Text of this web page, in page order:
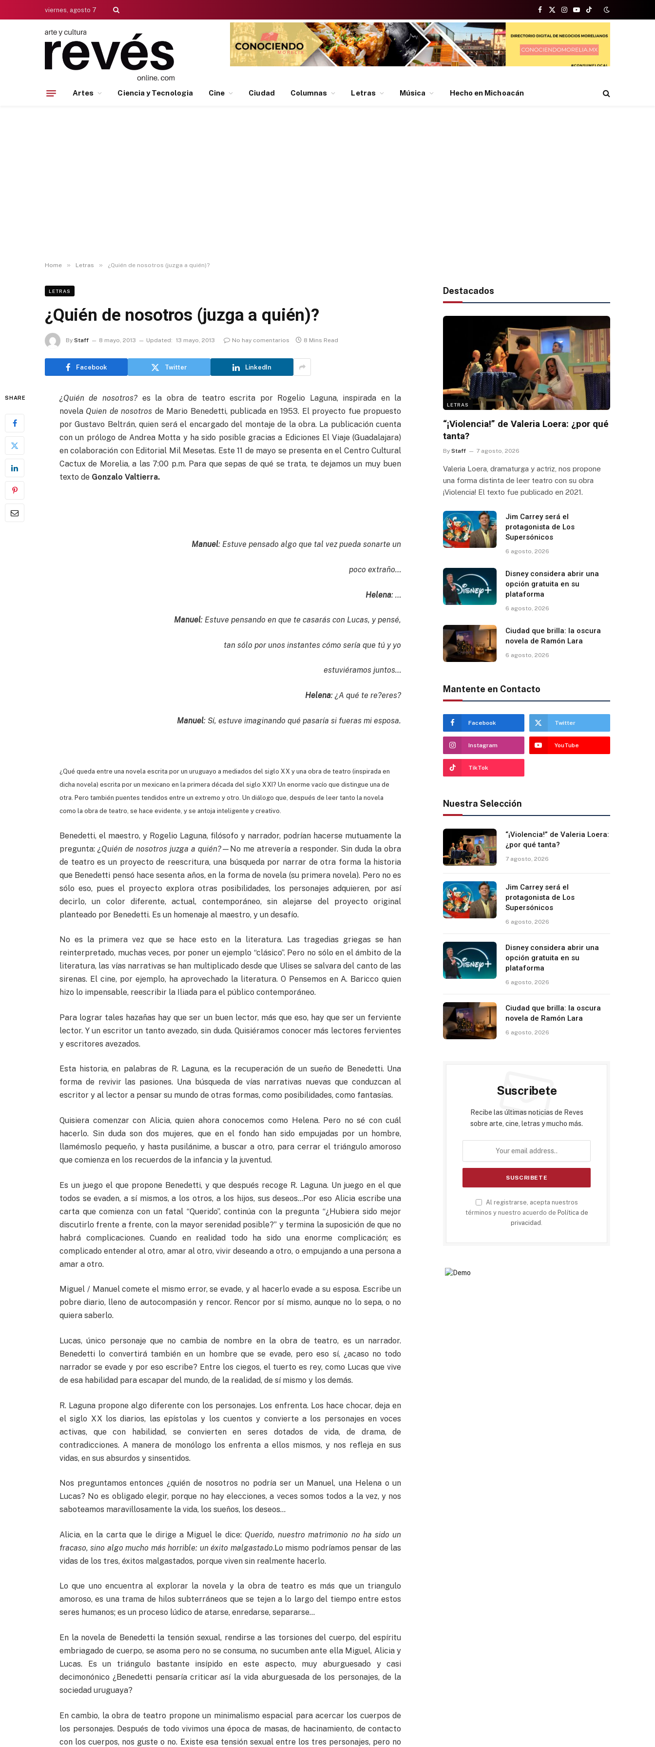
viernes, agosto 7
Facebook
X
(Twitter)
Instagram
YouTubeTikTok
Artes Ciencia y Tecnologia Cine Ciudad Columnas Letras Música Hecho en Michoacán
Home » Letras » ¿Quién de nosotros (juzga a quién)?
LETRAS
¿Quién de nosotros (juzga a quién)?
By Staff 8 mayo, 2013 Updated: 13 mayo, 2013 No hay comentarios 8 Mins Read
Facebook Twitter LinkedIn
SHARE ¿Quién de nosotros? es la obra de teatro escrita por Rogelio Laguna, inspirada en la
novela Quien de nosotros de Mario Benedetti, publicada en 1953. El proyecto fue propuesto
por Gustavo Beltrán, quien será el encargado del montaje de la obra. La publicación cuenta
con un prólogo de Andrea Motta y ha sido posible gracias a Ediciones El Viaje (Guadalajara)
en colaboración con Editorial Mil Mesetas. Este 11 de mayo se presenta en el Centro Cultural
Cactux de Morelia, a las 7:00 p.m. Para que sepas de qué se trata, te dejamos un muy buen
texto de Gonzalo Valtierra.
Manuel: Estuve pensado algo que tal vez pueda sonarte un
poco extraño…
Helena: …
Manuel: Estuve pensando en que te casarás con Lucas, y pensé,
tan sólo por unos instantes cómo sería que tú y yo
estuviéramos juntos…
Helena: ¿A qué te re?eres?
Manuel: Sí, estuve imaginando qué pasaría si fueras mi esposa.
¿Qué queda entre una novela escrita por un uruguayo a mediados del siglo XX y una obra de teatro (inspirada en
dicha novela) escrita por un mexicano en la primera década del siglo XXI? Un enorme vacío que distingue una de
otra. Pero también puentes tendidos entre un extremo y otro. Un diálogo que, después de leer tanto la novela
como la obra de teatro, se hace evidente, y se antoja inteligente y creativo.
Benedetti, el maestro, y Rogelio Laguna, filósofo y narrador, podrían hacerse mutuamente la
pregunta: ¿Quién de nosotros juzga a quién?—No me atrevería a responder. Sin duda la obra
de teatro es un proyecto de reescritura, una búsqueda por narrar de otra forma la historia
que Benedetti pensó hace sesenta años, en la forma de novela (su primera novela). Pero no es
sólo eso, pues el proyecto explora otras posibilidades, los personajes adquieren, por así
decirlo, un color diferente, actual, contemporáneo, sin alejarse del proyecto original
planteado por Benedetti. Es un homenaje al maestro, y un desafío.
No es la primera vez que se hace esto en la literatura. Las tragedias griegas se han
reinterpretado, muchas veces, por poner un ejemplo “clásico”. Pero no sólo en el ámbito de la
literatura, las vías narrativas se han multiplicado desde que Ulises se salvara del canto de las
sirenas. El cine, por ejemplo, ha aprovechado la literatura. O Pensemos en A. Baricco quien
hizo lo impensable, reescribir la Iliada para el público contemporáneo.
Para lograr tales hazañas hay que ser un buen lector, más que eso, hay que ser un ferviente
lector. Y un escritor un tanto avezado, sin duda. Quisiéramos conocer más lectores fervientes
y escritores avezados.
Esta historia, en palabras de R. Laguna, es la recuperación de un sueño de Benedetti. Una
forma de revivir las pasiones. Una búsqueda de vías narrativas nuevas que conduzcan al
escritor y al lector a pensar su mundo de otras formas, como posibilidades, como fantasías.
Quisiera comenzar con Alicia, quien ahora conocemos como Helena. Pero no sé con cuál
hacerlo. Sin duda son dos mujeres, que en el fondo han sido empujadas por un hombre,
llamémoslo pequeño, y hasta pusilánime, a buscar a otro, para cerrar el triángulo amoroso
que comienza en los recuerdos de la infancia y la juventud.
Es un juego el que propone Benedetti, y que después recoge R. Laguna. Un juego en el que
todos se evaden, a sí mismos, a los otros, a los hijos, sus deseos…Por eso Alicia escribe una
carta que comienza con un fatal “Querido”, continúa con la pregunta “¿Hubiera sido mejor
discutirlo frente a frente, con la mayor serenidad posible?” y termina la suposición de que no
habrá complicaciones. Cuando en realidad todo ha sido una enorme complicación; es
complicado entender al otro, amar al otro, vivir deseando a otro, o empujando a una persona a
amar a otro.
Miguel / Manuel comete el mismo error, se evade, y al hacerlo evade a su esposa. Escribe un
pobre diario, lleno de autocompasión y rencor. Rencor por sí mismo, aunque no lo sepa, o no
quiera saberlo.
Lucas, único personaje que no cambia de nombre en la obra de teatro, es un narrador.
Benedetti lo convertirá también en un hombre que se evade, pero eso sí, ¿acaso no todo
narrador se evade y por eso escribe? Entre los ciegos, el tuerto es rey, como Lucas que vive
de esa habilidad para escapar del mundo, de la realidad, de sí mismo y los demás.
R. Laguna propone algo diferente con los personajes. Los enfrenta. Los hace chocar, deja en
el siglo XX los diarios, las epístolas y los cuentos y convierte a los personajes en voces
activas, que con habilidad, se convierten en seres dotados de vida, de drama, de
contradicciones. A manera de monólogo los enfrenta a ellos mismos, y nos refleja en sus
vidas, en sus absurdos y sinsentidos.
Nos preguntamos entonces ¿quién de nosotros no podría ser un Manuel, una Helena o un
Lucas? No es obligado elegir, porque no hay elecciones, a veces somos todos a la vez, y nos
saboteamos maravillosamente la vida, los sueños, los deseos…
Alicia, en la carta que le dirige a Miguel le dice: Querido, nuestro matrimonio no ha sido un
fracaso, sino algo mucho más horrible: un éxito malgastado.Lo mismo podríamos pensar de las
vidas de los tres, éxitos malgastados, porque viven sin realmente hacerlo.
Lo que uno encuentra al explorar la novela y la obra de teatro es más que un triangulo
amoroso, es una trama de hilos subterráneos que se tejen a lo largo del tiempo entre estos
seres humanos; es un proceso lúdico de atarse, enredarse, separarse…
En la novela de Benedetti la tensión sexual, rendirse a las torsiones del cuerpo, del espíritu
embriagado de cuerpo, se asoma pero no se consuma, no sucumben ante ella Miguel, Alicia y
Lucas. Es un triángulo bastante insípido en este aspecto, muy aburguesado y casi
decimonónico ¿Benedetti pensaría criticar así la vida aburguesada de los personajes, de la
sociedad uruguaya?
En cambio, la obra de teatro propone un minimalismo espacial para acercar los cuerpos de
los personajes. Después de todo vivimos una época de masas, de hacinamiento, de contacto
con los cuerpos, nos guste o no. Existe esa tensión sexual entre los tres personajes, pero no
Destacados
LETRAS
“¡Violencia!” de Valeria Loera: ¿por qué
tanta?
By Staff 7 agosto, 2026
Valeria Loera, dramaturga y actriz, nos propone
una forma distinta de leer teatro con su obra
¡Violencia! El texto fue publicado en 2021.
Jim Carrey será el
protagonista de Los
Supersónicos
6 agosto, 2026
Disney considera abrir una
opción gratuita en su
plataforma
6 agosto, 2026
Ciudad que brilla: la oscura
novela de Ramón Lara
6 agosto, 2026
Mantente en Contacto
Facebook Twitter
Instagram YouTube
TikTok
Nuestra Selección
“¡Violencia!” de Valeria Loera:
¿por qué tanta?
7 agosto, 2026
Jim Carrey será el
protagonista de Los
Supersónicos
6 agosto, 2026
Disney considera abrir una
opción gratuita en su
plataforma
6 agosto, 2026
Ciudad que brilla: la oscura
novela de Ramón Lara
6 agosto, 2026
Suscribete
Recibe las últimas noticias de Reves
sobre arte, cine, letras y mucho más.
Al registrarse, acepta nuestros
términos y nuestro acuerdo de Política de
privacidad